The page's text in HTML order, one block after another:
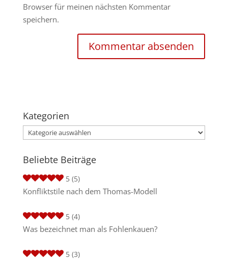
Browser für meinen nächsten Kommentar
speichern.
Kategorien
Kategorien
Beliebte Beiträge
5 (5)
Konfliktstile nach dem Thomas-Modell
5 (4)
Was bezeichnet man als Fohlenkauen?
5 (3)